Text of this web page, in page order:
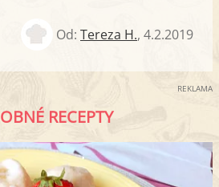
Od: Tereza H., 4.2.2019
REKLAMA
RECEPTY